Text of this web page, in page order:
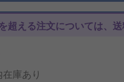
超える注文については、
庫あり